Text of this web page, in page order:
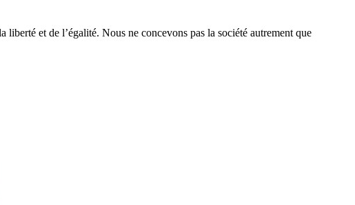
et de l’égalité. Nous ne concevons pas la société autrement que